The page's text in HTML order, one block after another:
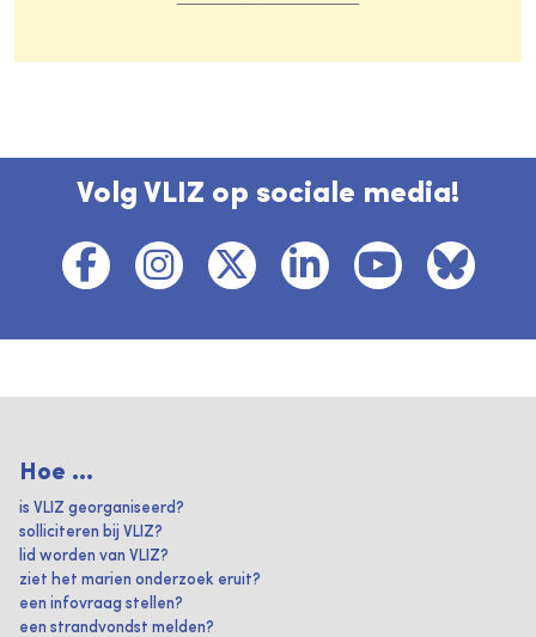
Volg VLIZ op sociale media!
Hoe ...
is VLIZ georganiseerd?
solliciteren bij VLIZ?
lid worden van VLIZ?
ziet het marien onderzoek eruit?
een infovraag stellen?
een strandvondst melden?